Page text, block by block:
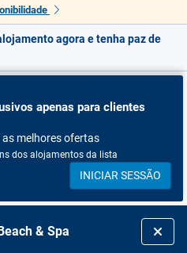
agora e tenha paz de
apenas para clientes
melhores ofertas
dos alojamentos da lista
INICIAR SESSÃO
& Spa